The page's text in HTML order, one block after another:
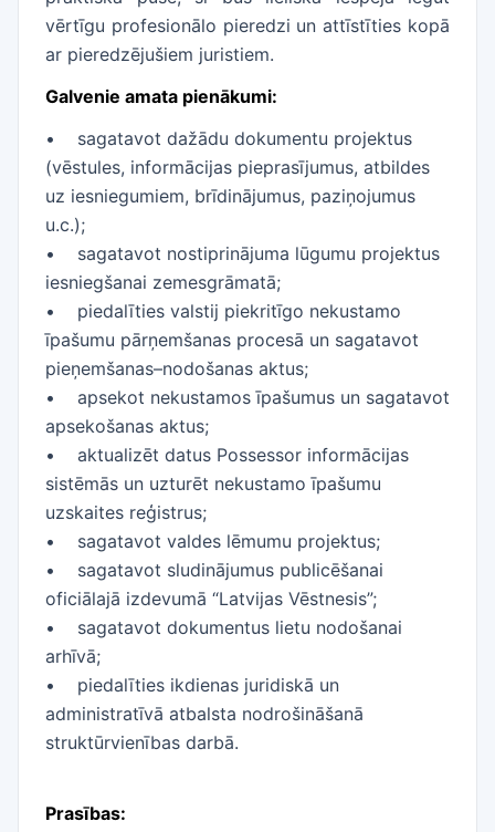
vērtīgu profesionālo pieredzi un attīstīties kopā
ar pieredzējušiem juristiem.
Galvenie amata pienākumi:
• sagatavot dažādu dokumentu projektus
(vēstules, informācijas pieprasījumus, atbildes
uz iesniegumiem, brīdinājumus, paziņojumus
u.c.);
• sagatavot nostiprinājuma lūgumu projektus
iesniegšanai zemesgrāmatā;
• piedalīties valstij piekritīgo nekustamo
īpašumu pārņemšanas procesā un sagatavot
pieņemšanas–nodošanas aktus;
• apsekot nekustamos īpašumus un sagatavot
apsekošanas aktus;
• aktualizēt datus Possessor informācijas
sistēmās un uzturēt nekustamo īpašumu
uzskaites reģistrus;
• sagatavot valdes lēmumu projektus;
• sagatavot sludinājumus publicēšanai
oficiālajā izdevumā “Latvijas Vēstnesis”;
• sagatavot dokumentus lietu nodošanai
arhīvā;
• piedalīties ikdienas juridiskā un
administratīvā atbalsta nodrošināšanā
struktūrvienības darbā.
Prasības: